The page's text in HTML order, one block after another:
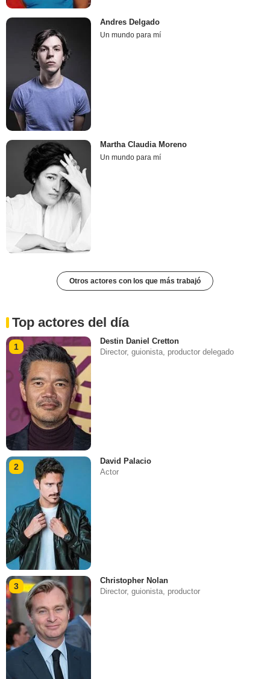
Andres Delgado
Un mundo para mí
Martha Claudia Moreno
Un mundo para mí
Otros actores con los que más trabajó
Top actores del día
1
Destin Daniel Cretton
Director, guionista, productor delegado
2
David Palacio
Actor
3
Christopher Nolan
Director, guionista, productor